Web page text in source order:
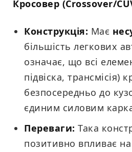
Кросовер (Crossover/
Конструкція: Має
більшість легкових
означає, що всі
підвіска, трансмісія)
безпосередньо до
єдиним силовим
Переваги: Така
позитивно впливає на